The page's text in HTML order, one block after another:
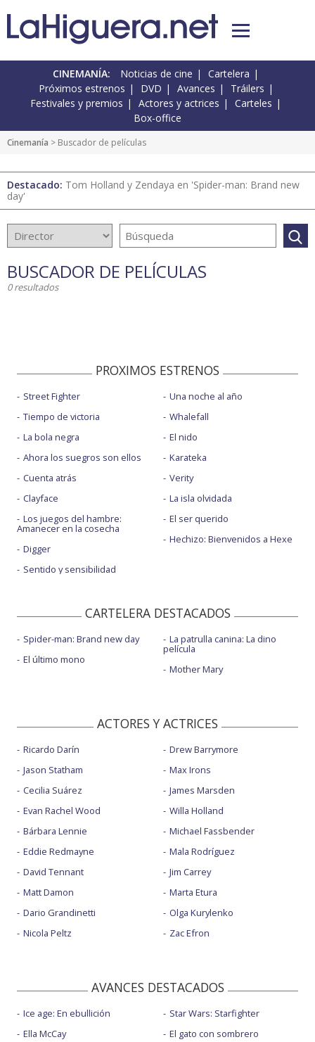
CINEMANÍA: Noticias de cine
Cartelera
Próximos estrenos
DVD Avances
Tráilers
Festivales y premios
Actores y actrices
Carteles
Box-office
Cinemanía > Buscador de películas
Destacado: Tom Holland y Zendaya en 'Spider-man: Brand new
day'
BUSCADOR DE PELÍCULAS
0 resultados
PROXIMOS ESTRENOS
Street Fighter
Tiempo de victoria
La bola negra
Ahora los suegros son ellos
Cuenta atrás
Clayface
Los juegos del hambre:
Amanecer en la cosecha
Digger
Sentido y sensibilidad
Una noche al año
Whalefall
El nido
Karateka
Verity
La isla olvidada
El ser querido
Hechizo: Bienvenidos a Hexe
CARTELERA DESTACADOS
Spider-man: Brand new day
El último mono
La patrulla canina: La dino
película
Mother Mary
ACTORES Y ACTRICES
Ricardo Darín
Jason Statham
Cecilia Suárez
Evan Rachel Wood
Bárbara Lennie
Eddie Redmayne
David Tennant
Matt Damon
Dario Grandinetti
Nicola Peltz
Drew Barrymore
Max Irons
James Marsden
Willa Holland
Michael Fassbender
Mala Rodríguez
Jim Carrey
Marta Etura
Olga Kurylenko
Zac Efron
AVANCES DESTACADOS
Ice age: En ebullición
Ella McCay
Star Wars: Starfighter
El gato con sombrero